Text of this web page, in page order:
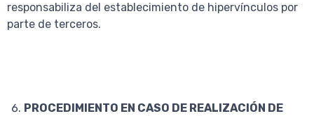
responsabiliza del establecimiento de hipervínculos por
parte de terceros.
PROCEDIMIENTO EN CASO DE REALIZACIÓN DE